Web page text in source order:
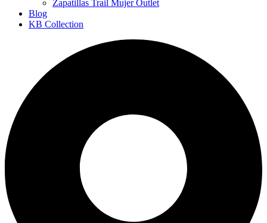
Zapatillas Trail Mujer Outlet
Blog
KB Collection